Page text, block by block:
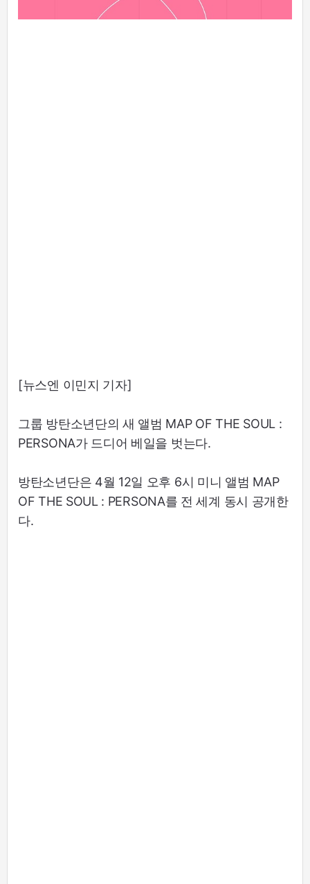
[뉴스엔 이민지 기자]
그룹 방탄소년단의 새 앨범 MAP OF THE SOUL :
PERSONA가 드디어 베일을 벗는다.
방탄소년단은 4월 12일 오후 6시 미니 앨범 MAP
OF THE SOUL : PERSONA를 전 세계 동시 공개한
다.